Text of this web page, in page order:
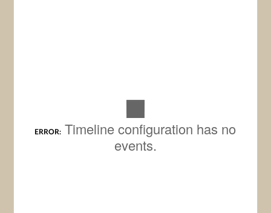
ERROR: Timeline configuration has no
events.